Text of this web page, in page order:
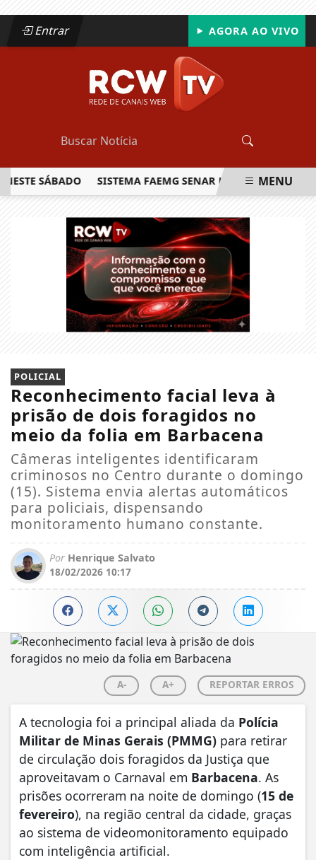
Entrar AGORA AO VIVO
SÁBADO SISTEMA FAEMG SENAR LANÇA O PRIMEIRO
MENU
POLICIAL
Reconhecimento facial leva à
prisão de dois foragidos no
meio da folia em Barbacena
Câmeras inteligentes identificaram
criminosos no Centro durante o domingo
(15). Sistema envia alertas automáticos
para policiais, dispensando
monitoramento humano constante.
Por Henrique Salvato
18/02/2026 10:17
A- A+ REPORTAR ERROS
A tecnologia foi a principal aliada da Polícia
Militar de Minas Gerais (PMMG) para retirar
de circulação dois foragidos da Justiça que
aproveitavam o Carnaval em Barbacena. As
prisões ocorreram na noite de domingo (15 de
fevereiro), na região central da cidade, graças
ao sistema de videomonitoramento equipado
com inteligência artificial.